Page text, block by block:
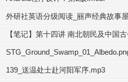
外研社英语分级阅读_丽声经典故事
【笔记】第十四讲 南北朝民及中国
139_送温处士赴河阳军序.mp3